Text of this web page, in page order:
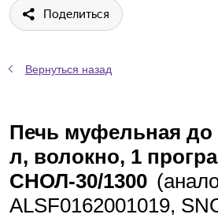
Расходные материалы, пластик, стекло
Химические реактивы, препараты,
Библиотека
Войти
Поделиться
Вернуться назад
Печь муфельная до
л, волокно, 1
СНОЛ-30/1300
ALSF0162001019,